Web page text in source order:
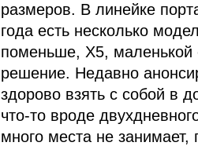
размеров. В линейке
года есть несколько
поменьше, X5, маленькой
решение. Недавно
здорово взять с собой в
что-то вроде
много места не занимает,